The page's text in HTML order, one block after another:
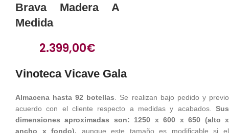
Brava Madera A
Medida
2.399,00€
Vinoteca Vicave Gala
Almacena hasta 92 botellas . Se realizan bajo pedido y previo
acuerdo con el cliente respecto a medidas y acabados. Sus
dimensiones aproximadas son: 1250 x 600 x 650 (alto x
ancho x fondo), aunque este tamaño es modificable si el